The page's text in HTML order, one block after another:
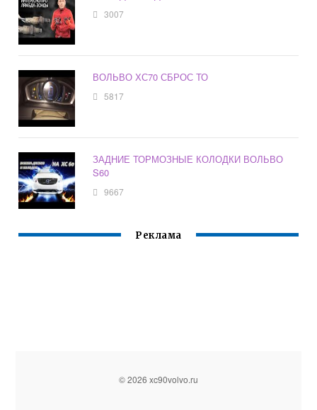
3007
ВОЛЬВО ХС70 СБРОС ТО
5817
ЗАДНИЕ ТОРМОЗНЫЕ КОЛОДКИ ВОЛЬВО
S60
9667
Реклама
© 2026 xc90volvo.ru